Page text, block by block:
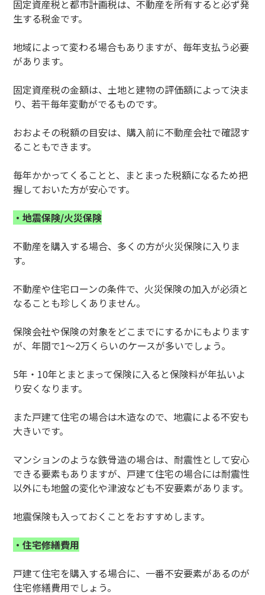
固定資産税と都市計画税は、不動産を所有すると必ず発
生する税金です。
地域によって変わる場合もありますが、毎年支払う必要
があります。
固定資産税の金額は、土地と建物の評価額によって決ま
り、若干毎年変動がでるものです。
おおよその税額の目安は、購入前に不動産会社で確認す
ることもできます。
毎年かかってくることと、まとまった税額になるため把
握しておいた方が安心です。
・地震保険/火災保険
不動産を購入する場合、多くの方が火災保険に入りま
す。
不動産や住宅ローンの条件で、火災保険の加入が必須と
なることも珍しくありません。
保険会社や保険の対象をどこまでにするかにもよります
が、年間で1～2万くらいのケースが多いでしょう。
5年・10年とまとまって保険に入ると保険料が年払いよ
り安くなります。
また戸建て住宅の場合は木造なので、地震による不安も
大きいです。
マンションのような鉄骨造の場合は、耐震性として安心
できる要素もありますが、戸建て住宅の場合には耐震性
以外にも地盤の変化や津波なども不安要素があります。
地震保険も入っておくことをおすすめします。
・住宅修繕費用
戸建て住宅を購入する場合に、一番不安要素があるのが
住宅修繕費用でしょう。